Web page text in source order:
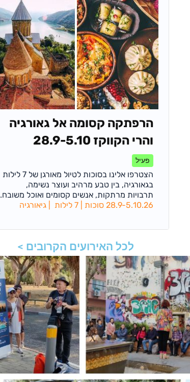
הרפתקה קסומה אל גאורגיה
והרי הקווקז 28.9-5.10
פעיל
הצטרפו אלינו בסוכות לטיול מאורגן של 7 לילות
בגאורגיה, בין טבע מרהיב ועוצר נשימה,
תרבויות מרתקות, אנשים קסומים ואוכל משובח.
28.9-5.10.26 סוכות | 7 לילות | גיאורגיה
לכל האירועים הקרובים >